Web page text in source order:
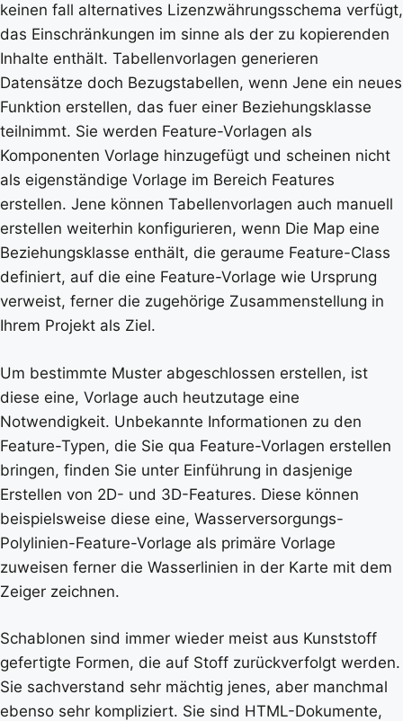
keinen fall alternatives Lizenzwährungsschema verfügt,
das Einschränkungen im sinne als der zu kopierenden
Inhalte enthält. Tabellenvorlagen generieren
Datensätze doch Bezugstabellen, wenn Jene ein neues
Funktion erstellen, das fuer einer Beziehungsklasse
teilnimmt. Sie werden Feature-Vorlagen als
Komponenten Vorlage hinzugefügt und scheinen nicht
als eigenständige Vorlage im Bereich Features
erstellen. Jene können Tabellenvorlagen auch manuell
erstellen weiterhin konfigurieren, wenn Die Map eine
Beziehungsklasse enthält, die geraume Feature-Class
definiert, auf die eine Feature-Vorlage wie Ursprung
verweist, ferner die zugehörige Zusammenstellung in
Ihrem Projekt als Ziel.
Um bestimmte Muster abgeschlossen erstellen, ist
diese eine, Vorlage auch heutzutage eine
Notwendigkeit. Unbekannte Informationen zu den
Feature-Typen, die Sie qua Feature-Vorlagen erstellen
bringen, finden Sie unter Einführung in dasjenige
Erstellen von 2D- und 3D-Features. Diese können
beispielsweise diese eine, Wasserversorgungs-
Polylinien-Feature-Vorlage als primäre Vorlage
zuweisen ferner die Wasserlinien in der Karte mit dem
Zeiger zeichnen.
Schablonen sind immer wieder meist aus Kunststoff
gefertigte Formen, die auf Stoff zurückverfolgt werden.
Sie sachverstand sehr mächtig jenes, aber manchmal
ebenso sehr kompliziert. Sie sind HTML-Dokumente,